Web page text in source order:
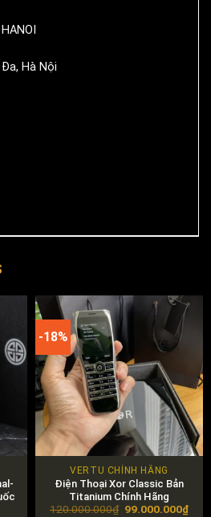
Hà Nội
-18%
VERTU CHÍNH HÃNG
Điện Thoại Xor Classic Bản
Titanium Chính Hãng
120.000.000₫ Original
99.000.000₫